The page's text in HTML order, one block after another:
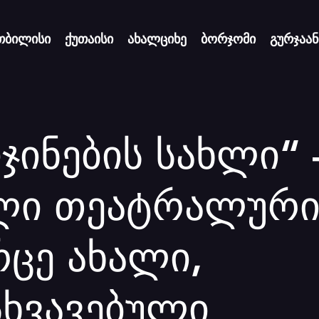
ქუთაისი ახალციხე ბორჯომი
სახლი“
თეატრალური
ახალი,